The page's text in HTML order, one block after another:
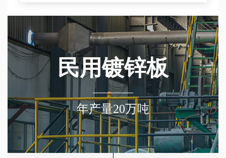
民用镀锌板
年产量20万吨